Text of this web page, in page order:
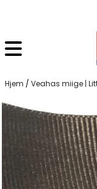
Hjem / Veahas miige |